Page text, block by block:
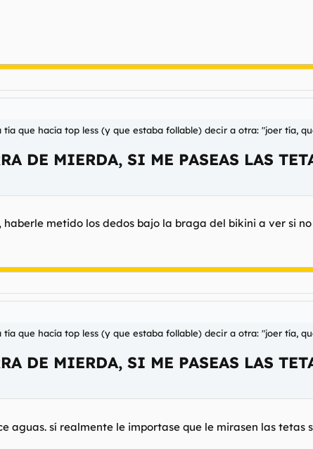
tía que hacía top less (y que estaba follable) decir a otra: "joer tía,
DE MIERDA, SI ME PASEAS LAS
metido los dedos bajo la braga del bikini a ver si
tía que hacía top less (y que estaba follable) decir a otra: "joer tía,
DE MIERDA, SI ME PASEAS LAS
aguas. sí realmente le importase que le mirasen las